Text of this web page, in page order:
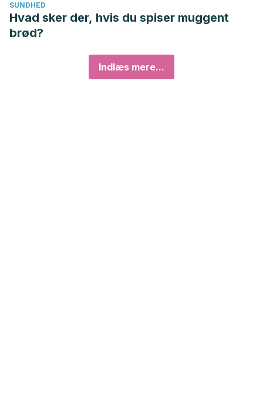
SUNDHED
Hvad sker der, hvis du spiser muggent
brød?
Indlæs mere...